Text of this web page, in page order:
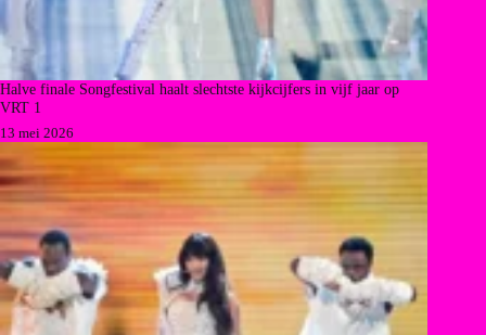
Halve finale Songfestival haalt slechtste kijkcijfers in vijf jaar op
VRT 1
13 mei 2026